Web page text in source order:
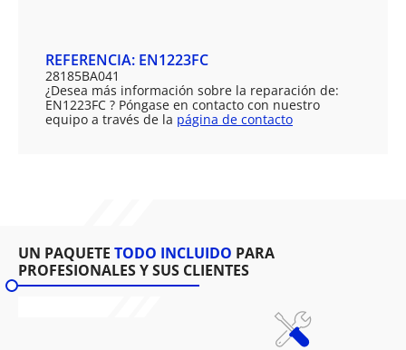
REFERENCIA: EN1223FC
28185BA041
¿Desea más información sobre la reparación de:
EN1223FC ? Póngase en contacto con nuestro
equipo a través de la página de contacto
UN PAQUETE TODO INCLUIDO PARA
PROFESIONALES Y SUS CLIENTES